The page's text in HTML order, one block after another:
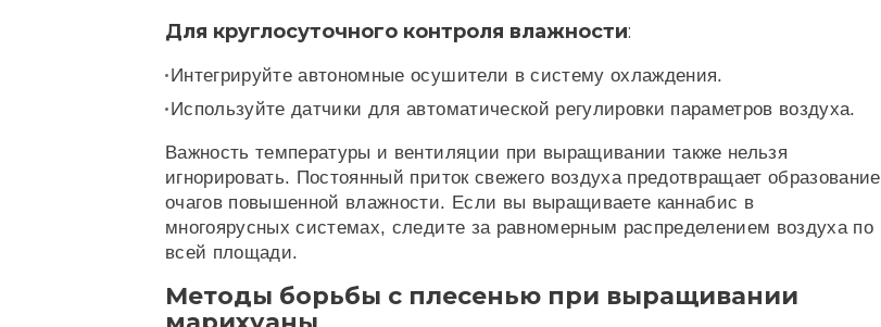
Для круглосуточного контроля влажности:
Интегрируйте автономные осушители в систему охлаждения.
Используйте датчики для автоматической регулировки параметров воздуха.
Важность температуры и вентиляции при выращивании также нельзя
игнорировать. Постоянный приток свежего воздуха предотвращает образование
очагов повышенной влажности. Если вы выращиваете каннабис в
многоярусных системах, следите за равномерным распределением воздуха по
всей площади.
Методы борьбы с плесенью при выращивании